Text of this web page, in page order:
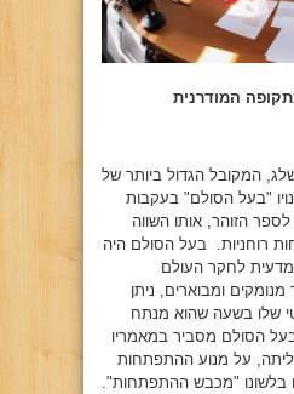
המודרנית
המקובל הגדול ביותר של
בכינויו "בעל הסולם" בעקבות
הזוהר, אותו השווה
רוחניות. בעל הסולם היה
לחקר העולם
ומבוארים, ניתן
שלו בשעה שהוא מנתח
הסולם מסביר במאמריו
על מנוע ההתפתחות
בלשונו "מכבש ההתפתחות".